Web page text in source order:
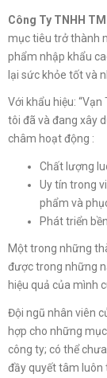
Công Ty TNHH
mục tiêu trở thành
phẩm nhập khẩu
lại sức khỏe tốt và
Với khẩu hiệu:
tôi đã và đang xây
châm hoạt động :
Chất lượng
Uy tín trong
phẩm và
Phát triển
Một trong những
được trong những
hiệu quả của mình
Đội ngũ nhân viên
hợp cho những
công ty; có thể
đầy quyết tâm luôn